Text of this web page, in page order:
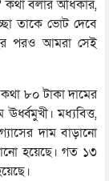
কথা বলার অধিকার,
তাকে ভোট দেবে
পরও আমরা সেই
৮০ টাকা দামের
মধ্যবিত্ত,
দাম বাড়ানো
হয়েছে। গত ১৩